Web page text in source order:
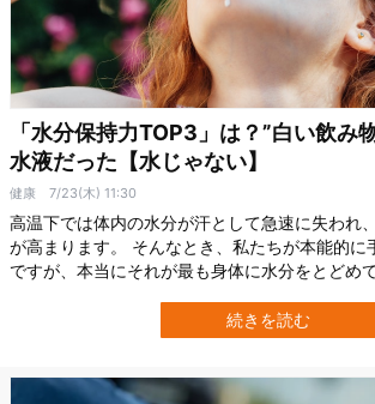
「水分保持力TOP3」は？”白い飲み
水液だった【水じゃない】
健康 7/23(木) 11:30
高温下では体内の水分が汗として急速に失われ
が高まります。 そんなとき、私たちが本能的に
ですが、本当にそれが最も身体に水分をとどめ
（Loughborough University）を中心とする研究
は、どの飲料がもっとも身体に水分をとどめる
続きを読む